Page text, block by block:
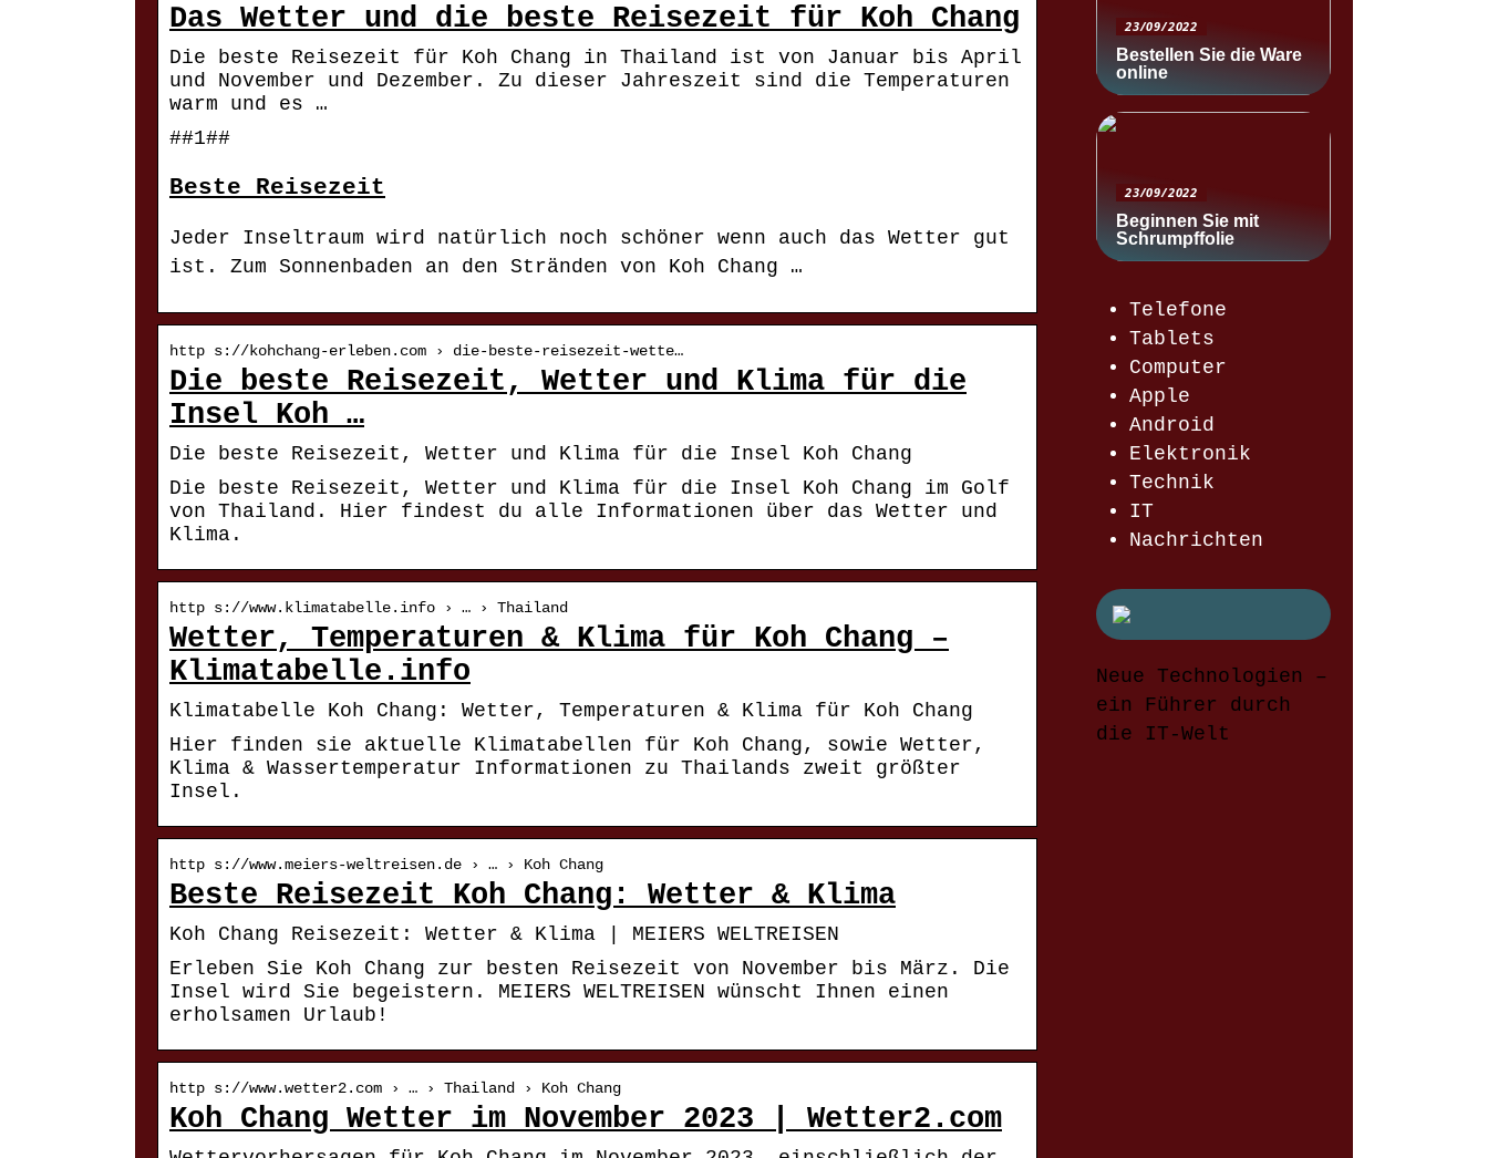
Das Wetter und die beste Reisezeit für Koh Chang
Die beste Reisezeit für Koh Chang in Thailand ist von Januar bis April
und November und Dezember. Zu dieser Jahreszeit sind die Temperaturen
warm und es …
##1##
Beste Reisezeit
Jeder Inseltraum wird natürlich noch schöner wenn auch das Wetter gut
ist. Zum Sonnenbaden an den Stränden von Koh Chang …
http s://kohchang-erleben.com › die-beste-reisezeit-wette…
Die beste Reisezeit, Wetter und Klima für die
Insel Koh …
Die beste Reisezeit, Wetter und Klima für die Insel Koh Chang
Die beste Reisezeit, Wetter und Klima für die Insel Koh Chang im Golf
von Thailand. Hier findest du alle Informationen über das Wetter und
Klima.
http s://www.klimatabelle.info › … › Thailand
Wetter, Temperaturen & Klima für Koh Chang –
Klimatabelle.info
Klimatabelle Koh Chang: Wetter, Temperaturen & Klima für Koh Chang
Hier finden sie aktuelle Klimatabellen für Koh Chang, sowie Wetter,
Klima & Wassertemperatur Informationen zu Thailands zweit größter
Insel.
http s://www.meiers-weltreisen.de › … › Koh Chang
Beste Reisezeit Koh Chang: Wetter & Klima
Koh Chang Reisezeit: Wetter & Klima | MEIERS WELTREISEN
Erleben Sie Koh Chang zur besten Reisezeit von November bis März. Die
Insel wird Sie begeistern. MEIERS WELTREISEN wünscht Ihnen einen
erholsamen Urlaub!
http s://www.wetter2.com › … › Thailand › Koh Chang
Koh Chang Wetter im November 2023 | Wetter2.com
23/09/2022
Bestellen Sie die Ware
online
23/09/2022
Beginnen Sie mit
Schrumpffolie
Telefone
Tablets
Computer
Apple
Android
Elektronik
Technik
IT
Nachrichten
Neue Technologien –
ein Führer durch
die IT-Welt